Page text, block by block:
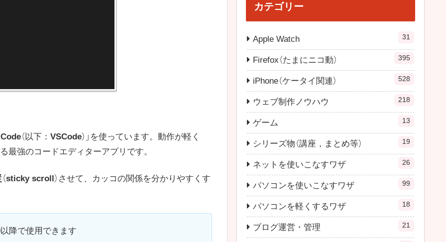
（以下： VSCode）」を使っています。動作が軽く
最強のコードエディターアプリです。
（sticky scroll）させて、カッコの関係を分かりやすくす
以降で使用できます
カテゴリー
Apple Watch 31
Firefox（たまにニコ動） 395
iPhone（ケータイ関連） 528
ウェブ制作ノウハウ 218
ゲーム 13
シリーズ物（講座，まとめ等） 19
ネットを使いこなすワザ 26
パソコンを使いこなすワザ 99
パソコンを軽くするワザ 18
ブログ運営・管理 21